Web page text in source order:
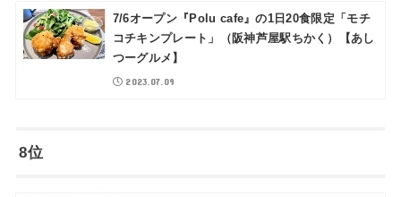
7/6オープン『Polu cafe』の1日20食限定「モチ
コチキンプレート」（阪神芦屋駅ちかく）【あし
つーグルメ】
2023.07.09
8位